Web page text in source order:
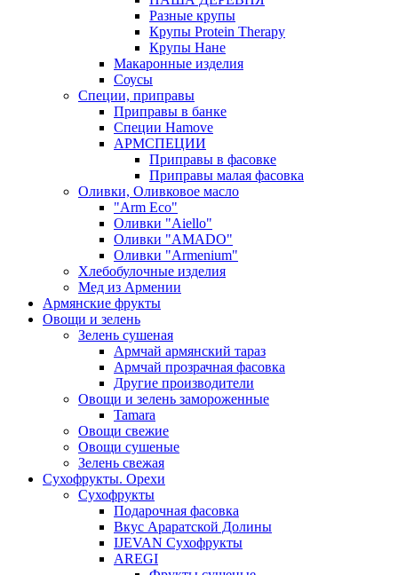
Разные крупы
Крупы Protein Therapy
Крупы Нане
Макаронные изделия
Соусы
Специи, приправы
Приправы в банке
Специи Hamove
АРМСПЕЦИИ
Приправы в фасовке
Приправы малая фасовка
Оливки, Оливковое масло
"Arm Eco"
Оливки "Aiello"
Оливки "AMADO"
Оливки "Armenium"
Хлебобулочные изделия
Мед из Армении
Армянские фрукты
Овощи и зелень
Зелень сушеная
Армчай армянский тараз
Армчай прозрачная фасовка
Другие производители
Овощи и зелень замороженные
Tamara
Овощи свежие
Овощи сушеные
Зелень свежая
Сухофрукты. Орехи
Сухофрукты
Подарочная фасовка
Вкус Араратской Долины
IJEVAN Сухофрукты
AREGI